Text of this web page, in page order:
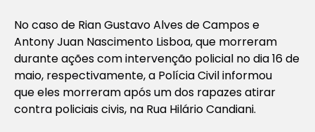
No caso de Rian Gustavo Alves de Campos e
Antony Juan Nascimento Lisboa, que morreram
durante ações com intervenção policial no dia 16 de
maio, respectivamente, a Polícia Civil informou
que eles morreram após um dos rapazes atirar
contra policiais civis, na Rua Hilário Candiani.